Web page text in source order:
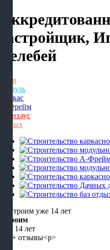
застройщик,
Белебей
Бани
Модуль
Каркас
А-Фрейм
Барнхаус
Отдых
Строим
уже 14 лет